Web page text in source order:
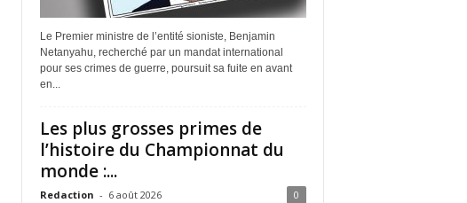
Le Premier ministre de l’entité sioniste, Benjamin
Netanyahu, recherché par un mandat international
pour ses crimes de guerre, poursuit sa fuite en avant
en...
Les plus grosses primes de
l’histoire du Championnat du
monde :...
Redaction - 6 août 2026 0